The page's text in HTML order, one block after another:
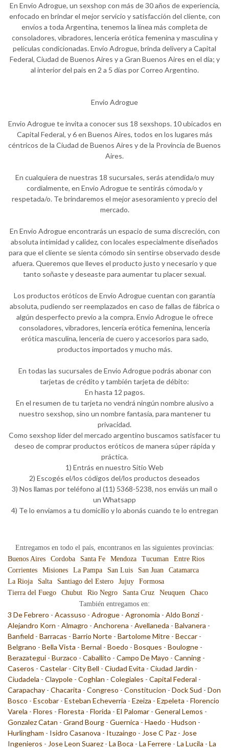
En Envio Adrogue, un sexshop con más de 30 años de experiencia,
enfocado en brindar el mejor servicio y satisfacción del cliente, con
envíos a toda Argentina, tenemos la línea más completa de
consoladores, vibradores, lencería erótica femenina y masculina y
películas condicionadas. Envio Adrogue, brinda delivery a Capital
Federal, Ciudad de Buenos Aires y a Gran Buenos Aires en el día; y
al interior del pais en 2 a 5 días por Correo Argentino.
Envio Adrogue
Envio Adrogue te invita a conocer sus 18 sexshops. 10 ubicados en
Capital Federal, y 6 en Buenos Aires, todos en los lugares más
céntricos de la Ciudad de Buenos Aires y de la Provincia de Buenos
Aires.
En cualquiera de nuestras 18 sucursales, serás atendida/o muy
cordialmente, en Envio Adrogue te sentirás cómoda/o y
respetada/o. Te brindaremos el mejor asesoramiento y precio del
mercado.
En Envio Adrogue encontrarás un espacio de suma discreción, con
absoluta intimidad y calidez, con locales especialmente diseñados
para que el cliente se sienta cómodo sin sentirse observado desde
afuera. Queremos que lleves el producto justo y necesario y que
tanto soñaste y deseaste para aumentar tu placer sexual.
Los productos eróticos de Envio Adrogue cuentan con garantía
absoluta, pudiendo ser reemplazados en caso de fallas de fábrica o
algún desperfecto previo a la compra. Envio Adrogue le ofrece
consoladores, vibradores, lencería erótica femenina, lencería
erótica masculina, lencería de cuero y accesorios para sado,
productos importados y mucho más.
En todas las sucursales de Envio Adrogue podrás abonar con
tarjetas de crédito y también tarjeta de débito:
En hasta 12 pagos.
En el resumen de tu tarjeta no vendrá ningún nombre alusivo a
nuestro sexshop, sino un nombre fantasía, para mantener tu
privacidad.
Como sexshop líder del mercado argentino buscamos satisfacer tu
deseo de comprar productos eróticos de manera súper rápida y
práctica.
1) Entrás en nuestro Sitio Web
2) Escogés el/los códigos del/los productos deseados
3) Nos llamas por teléfono al (11) 5368-5238, nos enviás un mail o
un Whatsapp
4) Te lo enviamos a tu domicilio y lo abonás cuando te lo entregan
Entregamos en todo el país, encontranos en las siguientes provincias:
Buenos Aires
Cordoba Santa Fe Mendoza Tucuman
Entre Rios
Corrientes
Misiones La Pampa San Luis San Juan
Catamarca
La Rioja
Salta Santiago del Estero Jujuy
Formosa
Tierra del Fuego
Chubut Rio Negro Santa Cruz Neuquen
Chaco
También entregamos en:
3 De Febrero - Acassuso - Adrogue - Agronomia - Aldo Bonzi -
Alejandro Korn - Almagro - Anchorena - Avellaneda - Balvanera -
Banfield - Barracas - Barrio Norte - Bartolome Mitre - Beccar -
Belgrano - Bella Vista - Bernal - Boedo - Bosques - Boulogne -
Berazategui - Burzaco - Caballito - Campo De Mayo - Canning -
Caseros - Castelar - City Bell - Ciudad Evita - Ciudad Jardin -
Ciudadela - Claypole - Coghlan - Colegiales - Capital Federal -
Carapachay - Chacarita - Congreso - Constitucion - Dock Sud - Don
Bosco - Escobar - Esteban Echeverria - Ezeiza - Ezpeleta - Florencio
Varela - Flores - Floresta - Florida - El Palomar - General Lemos -
Gonzalez Catan - Grand Bourg - Guernica - Haedo - Hudson -
Hurlingham - Isidro Casanova - Ituzaingo - Jose C Paz - Jose
Ingenieros - Jose Leon Suarez - La Boca - La Ferrere - La Lucila - La